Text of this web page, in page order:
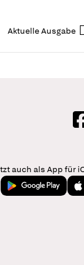
Aktuelle Ausgabe
login
auch als App für
Jetzt bei Google